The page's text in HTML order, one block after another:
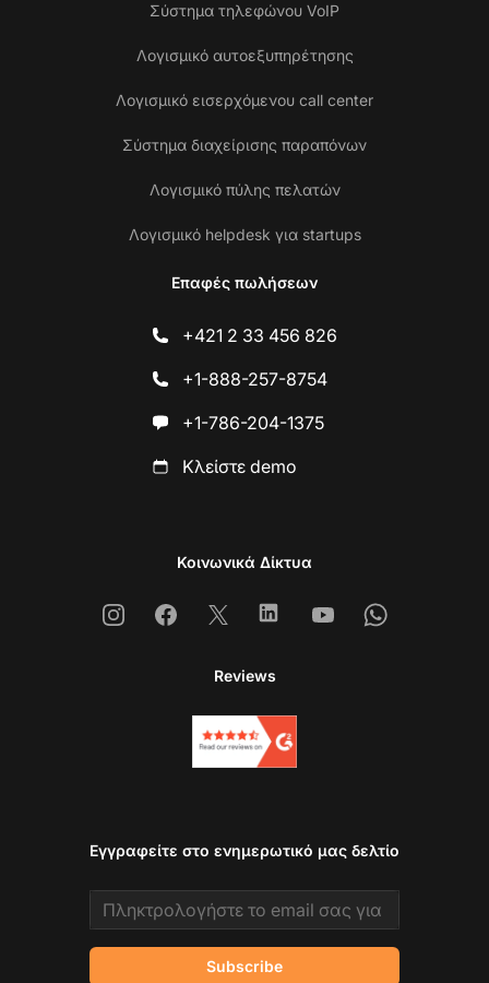
Σύστημα τηλεφώνου VoIP
Λογισμικό αυτοεξυπηρέτησης
Λογισμικό εισερχόμενου call center
Σύστημα διαχείρισης παραπόνων
Λογισμικό πύλης πελατών
Λογισμικό helpdesk για startups
Επαφές πωλήσεων
+421 2 33 456 826
+1-888-257-8754
+1-786-204-1375
Κλείστε demo
Κοινωνικά Δίκτυα
InstagramFacebook
X LinkedinYoutubeWhatsapp
Reviews
Εγγραφείτε στο ενημερωτικό μας δελτίο
Email address
Subscribe